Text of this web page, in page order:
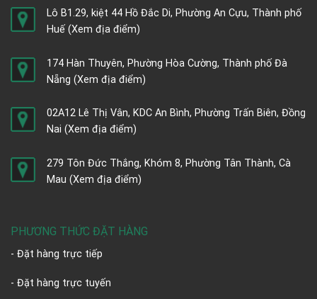
Lô B1.29, kiệt 44 Hồ Đắc Di, Phường An Cựu, Thành phố
Huế (Xem địa điểm)
174 Hàn Thuyên, Phường Hòa Cường, Thành phố Đà
Nẵng (Xem địa điểm)
02A12 Lê Thị Vân, KDC An Bình, Phường Trấn Biên, Đồng
Nai (Xem địa điểm)
279 Tôn Đức Thắng, Khóm 8, Phường Tân Thành, Cà
Mau (Xem địa điểm)
PHƯƠNG THỨC ĐẶT HÀNG
- Đặt hàng trực tiếp
- Đặt hàng trực tuyến